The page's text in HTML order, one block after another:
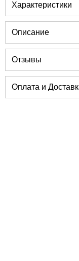
Характеристики
Описание
Отзывы
Оплата и